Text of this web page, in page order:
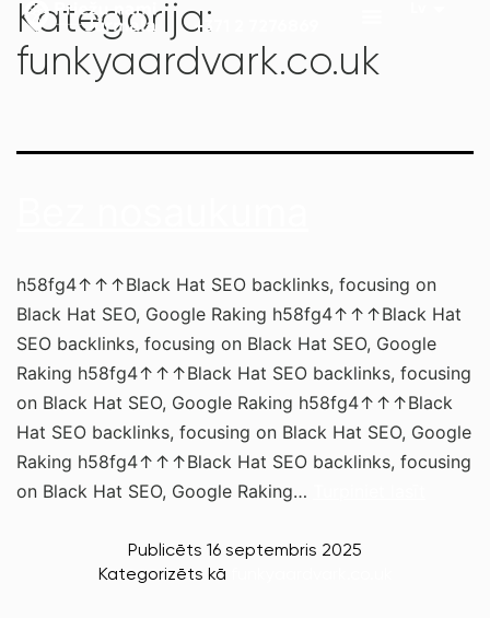
+371 2 7276869
Kategorija:
funkyaardvark.co.uk
h58fg4↑↑↑Black Hat SEO backlinks, focusing on
Black Hat SEO, Google Raking h58fg4↑↑↑Black Hat
SEO backlinks, focusing on Black Hat SEO, Google
Raking h58fg4↑↑↑Black Hat SEO backlinks, focusing
on Black Hat SEO, Google Raking h58fg4↑↑↑Black
Hat SEO backlinks, focusing on Black Hat SEO, Google
Raking h58fg4↑↑↑Black Hat SEO backlinks, focusing
on Black Hat SEO, Google Raking…
Publicēts 16 septembris 2025
Kategorizēts kā